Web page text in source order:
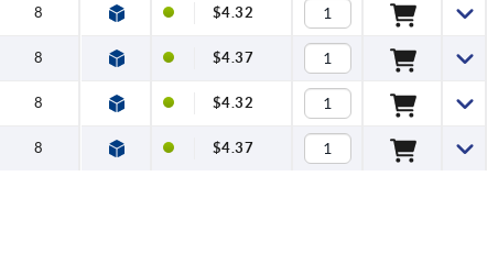
8 $4.32
8 $4.37
8 $4.32
8 $4.37